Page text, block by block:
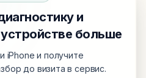
и
больше
iPhone и получите
до визита в сервис.